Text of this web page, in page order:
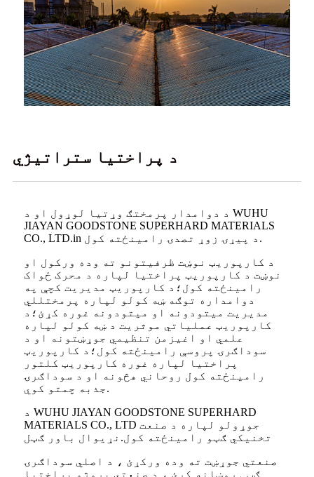
د پراختیا ستراتیژي
د دوامدار پرمختګ وړتیا لوړول او د WUHU
JIAYAN GOODSTONE SUPERHARD MATERIALS
CO., LTD.in د پیړۍ زوړ تصدۍ رامینځته کول.
د کارپوریټ نوښت ظرفیتونو ته وده ورکول او
نوښت د کارپوریټ پراختیا لپاره د محرک ځواک
رامینځته کول؛د کارپوریټ مدیریت کچې په
دوامداره توګه ښه کولو لپاره پرمختللي
مدیریت میتودونه او میتودونه غوره کړئ؛د
کارپوریټ عملیاتي موثریت د ښه کولو لپاره
علمي او اغیزمن تنظیمي جوړښتونه او د
سوداګرۍ پروسې رامینځته کول؛د کارپوریټ
پراختیا لپاره غوره کارپوریټ کلتور
رامینځته کول روحاني هڅونه او د سوداګرۍ
جذبه چمتو کوي.
د WUHU JIAYAN GOODSTONE SUPERHARD
MATERIALS CO., LTD جوړولو لپاره د صنعت
تخنیکي ګټو رامینځته کول.نړیوال باور ګټل
صنعتي جوړښت ته وده ورکړئ ، د اصلي سوداګرۍ
ګټې روښانه کړئ ، د صنعتي پروژو پراختیا